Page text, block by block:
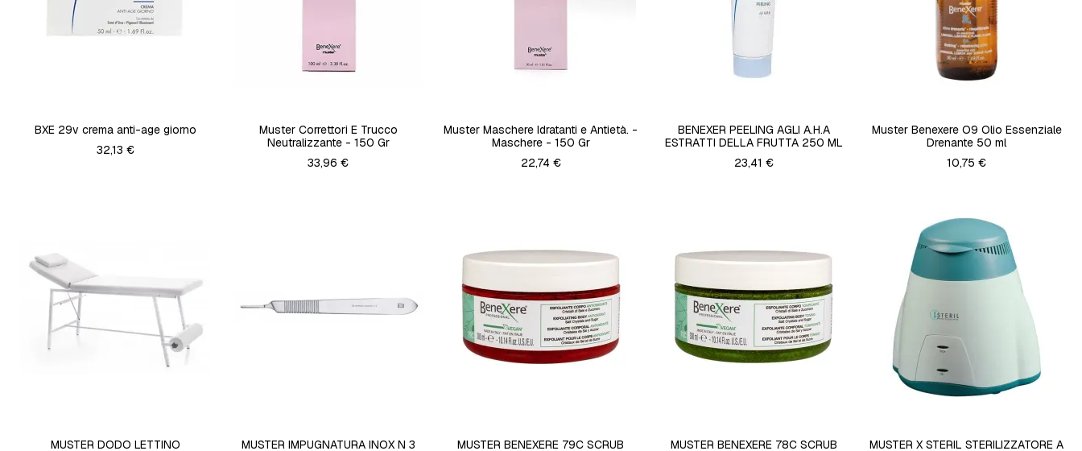
BXE 29v crema anti-age giorno
32,13 €
Muster Correttori E Trucco
Neutralizzante - 150 Gr
33,96 €
Muster Maschere Idratanti e Antietà. -
Maschere - 150 Gr
22,74 €
BENEXER PEELING AGLI A.H.A
ESTRATTI DELLA FRUTTA 250 ML
23,41 €
Muster Benexere O9 Olio Essenziale
Drenante 50 ml
10,75 €
MUSTER DODO LETTINO
MUSTER IMPUGNATURA INOX N 3
MUSTER BENEXERE 79C SCRUB
MUSTER BENEXERE 78C SCRUB
MUSTER X STERIL STERILIZZATORE A